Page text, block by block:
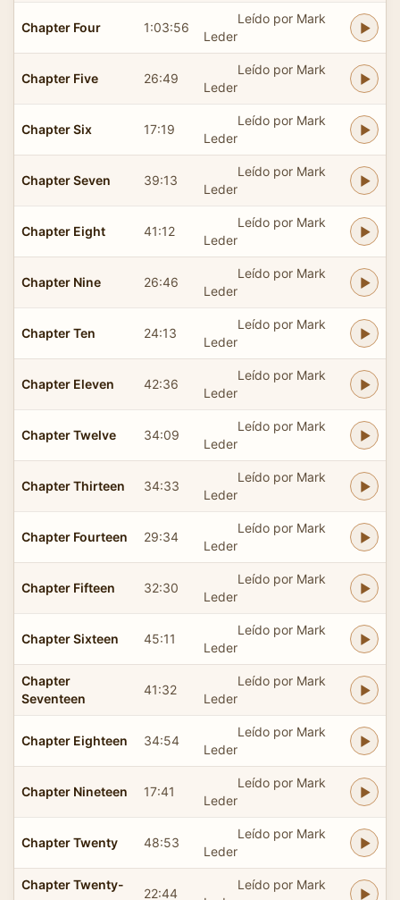
Chapter Four 1:03:56
Leído por Mark
Leder
Chapter Five 26:49
Leído por Mark
Leder
Chapter Six 17:19
Leído por Mark
Leder
Chapter Seven 39:13
Leído por Mark
Leder
Chapter Eight 41:12
Leído por Mark
Leder
Chapter Nine 26:46
Leído por Mark
Leder
Chapter Ten 24:13
Leído por Mark
Leder
Chapter Eleven 42:36
Leído por Mark
Leder
Chapter Twelve 34:09
Leído por Mark
Leder
Chapter Thirteen 34:33
Leído por Mark
Leder
Chapter Fourteen 29:34
Leído por Mark
Leder
Chapter Fifteen 32:30
Leído por Mark
Leder
Chapter Sixteen 45:11
Leído por Mark
Leder
Chapter
Seventeen
41:32
Leído por Mark
Leder
Chapter Eighteen 34:54
Leído por Mark
Leder
Chapter Nineteen 17:41
Leído por Mark
Leder
Chapter Twenty 48:53
Leído por Mark
Leder
Chapter Twenty-
22:44
Leído por Mark